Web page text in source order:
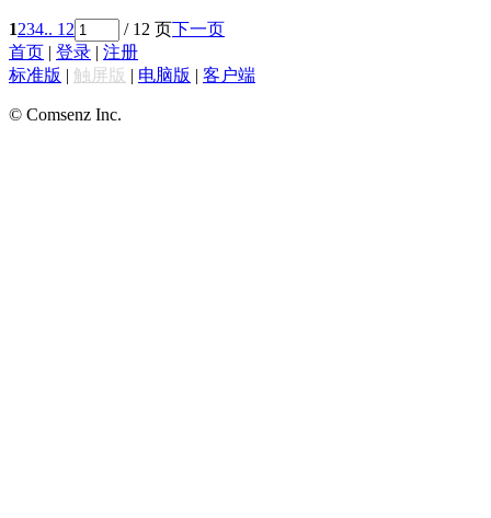
1234.. 12 / 12 页下一页
首页 | 登录 | 注册
标准版 | 触屏版 | 电脑版 | 客户端
© Comsenz Inc.